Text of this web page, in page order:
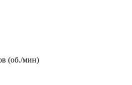
(об./мин)